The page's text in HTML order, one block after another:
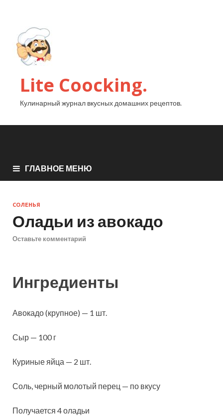
Lite Coocking.
Кулинарный журнал вкусных домашних рецептов.
ГЛАВНОЕ МЕНЮ
СОЛЕНЬЯ
Оладьи из авокадо
Оставьте комментарий
Ингредиенты
Авокадо (крупное) — 1 шт.
Сыр — 100 г
Куриные яйца — 2 шт.
Соль, черный молотый перец — по вкусу
Получается 4 оладьи